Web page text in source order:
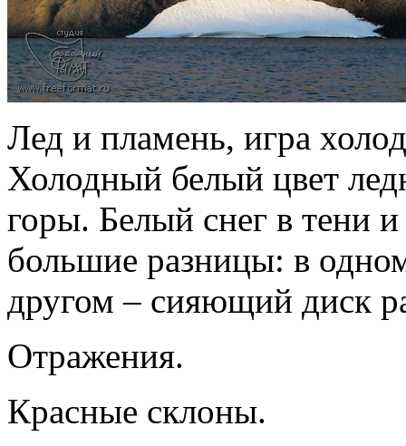
Лед и пламень, игра
Холодный белый цвет
горы. Белый снег в тени
большие разницы: в
другом – сияющий диск
Отражения.
Красные склоны.